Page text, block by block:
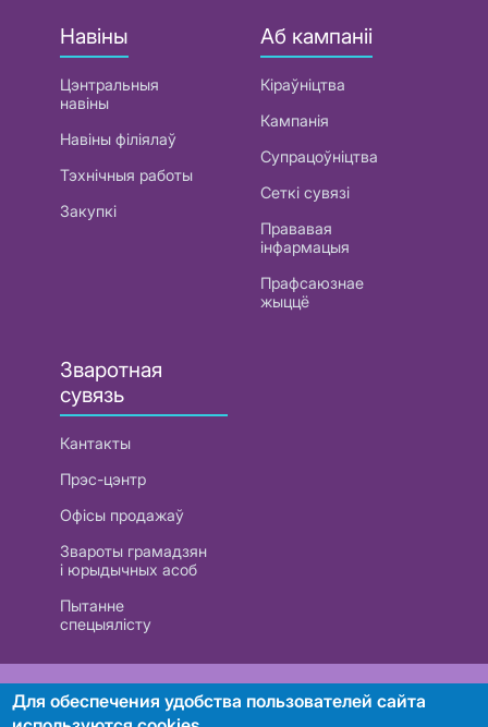
Навіны
Цэнтральныя
навіны
Навіны філіялаў
Тэхнічныя работы
Закупкі
Аб кампаніі
Кіраўніцтва
Кампанія
Супрацоўніцтва
Сеткі сувязі
Прававая
інфармацыя
Прафсаюзнае
жыццё
Зваротная
сувязь
Кантакты
Прэс-цэнтр
Офісы продажаў
Звароты грамадзян
і юрыдычных асоб
Пытанне
спецыялісту
РУП «Белтэлекам». УНП 101007741
Для обеспечения удобства пользователей сайта